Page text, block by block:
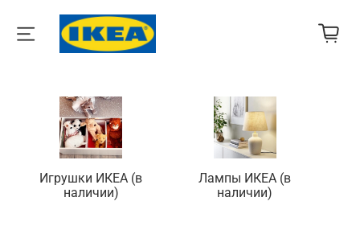
Игрушки ИКЕА (в
наличии)
Лампы ИКЕА (в
наличии)